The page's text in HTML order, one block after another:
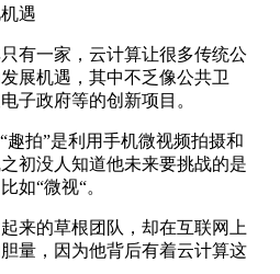
遇
有一家，云计算让很多传统公
展机遇，其中不乏像公共卫
子政府等的创新项目。
趣拍”是利用手机微视频拍摄和
初没人知道他未来要挑战的是
如“微视“。
来的草根团队，却在互联网上
量，因为他背后有着云计算这